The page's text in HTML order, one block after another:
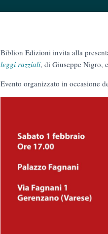
Biblion Edizioni invita alla
leggi razziali, di Giuseppe Nigro,
Evento organizzato in occasione